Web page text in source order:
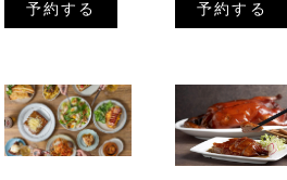
予約する 予約する